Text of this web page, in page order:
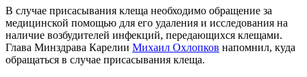
В случае присасывания клеща необходимо обращение за
медицинской помощью для его удаления и исследования на
наличие возбудителей инфекций, передающихся клещами.
Глава Минздрава Карелии Михаил Охлопков напомнил, куда
обращаться в случае присасывания клеща.